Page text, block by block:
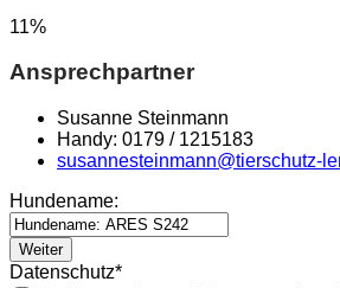
11%
Ansprechpartner
Susanne Steinmann
Handy: 0179 / 1215183
susannesteinmann@tierschutz-
Hundename:
Weiter
Datenschutz*